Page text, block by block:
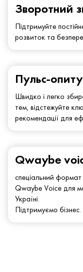
Зворотний
Підтримуйте
розвиток та
Qwaybe
спеціальний формат
Qwaybe Voice для
Україні.
Підтримуємо
Пульс-
Швидко і легко
тем, відстежуйте
рекомендації для